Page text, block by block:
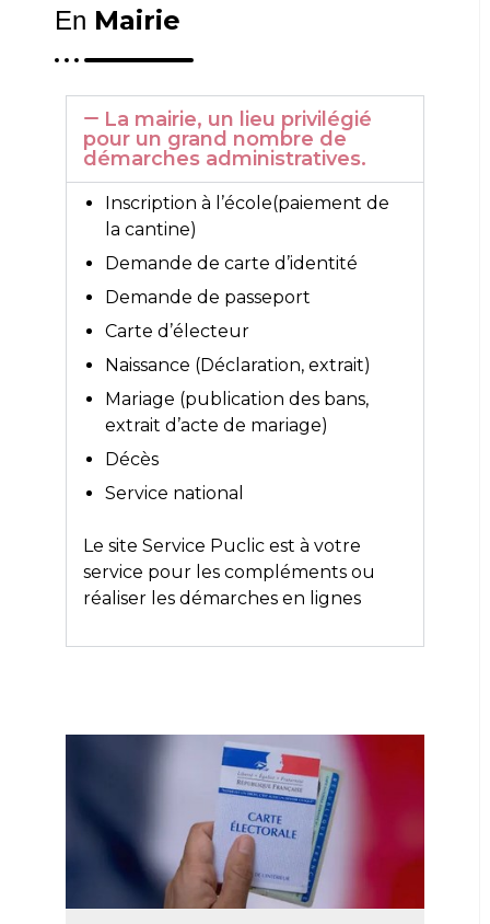
En Mairie
La mairie, un lieu privilégié
pour un grand nombre de
démarches administratives.
Inscription à l’école(paiement de
la cantine)
Demande de carte d’identité
Demande de passeport
Carte d’électeur
Naissance (Déclaration, extrait)
Mariage (publication des bans,
extrait d’acte de mariage)
Décès
Service national
Le site Service Puclic est à votre
service pour les compléments ou
réaliser les démarches en lignes